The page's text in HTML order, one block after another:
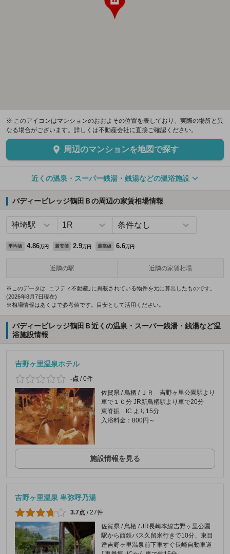
※ このアイコンはマンションのおおよその位置を表しており、実際の場所と異
なる場合がございます。詳しくは不動産会社に直接ご確認ください。
周辺のマンションを地図で探す
近くの温泉・スーパー銭湯・銭湯などの温浴施設
パディービレッジ鶴田Ｂの周辺の家賃相場情報
平均値 4.86万円 最安値 2.9万円 最高値 6.6万円
近隣の駅 近隣の家賃相場
※このデータは「ニフティ不動産」に掲載されている物件を元に算出したものです。
(2026年8月7日現在)
※相場情報はあくまで参考値です。目安として活用ください。
パディービレッジ鶴田Ｂ近くの温泉・スーパー銭湯・銭湯など温
浴施設情報
吉野ヶ里温泉ホテル
-点 /0件
佐賀県 / 鳥栖 / ＪＲ 吉野ヶ里公園駅より
車で１０分 JR新鳥栖駅より車で20分
東脊振 IC より15分
入浴料金：800円～
施設情報を見る
吉野ヶ里温泉 卑弥呼乃湯
3.7点 / 27件
佐賀県 / 鳥栖 / JR長崎本線吉野ヶ里公園
駅から西鉄バス久留米行きで10分、東目
達吉野ヶ里温泉前下車すぐ長崎自動車道